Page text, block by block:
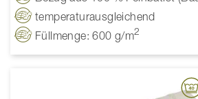
temperaturausgleichend
Füllmenge: 600 g/m2